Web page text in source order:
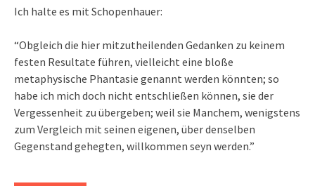
Ich halte es mit Schopenhauer:
“Obgleich die hier mitzutheilenden Gedanken zu keinem
festen Resultate führen, vielleicht eine bloße
metaphysische Phantasie genannt werden könnten; so
habe ich mich doch nicht entschließen können, sie der
Vergessenheit zu übergeben; weil sie Manchem, wenigstens
zum Vergleich mit seinen eigenen, über denselben
Gegenstand gehegten, willkommen seyn werden.”